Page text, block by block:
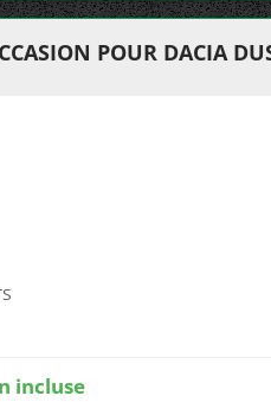
POUR DACIA
incluse